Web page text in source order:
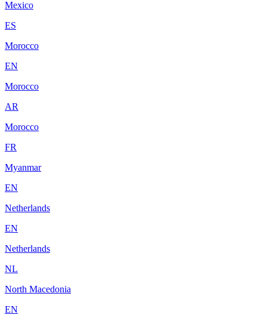
Mexico
ES
Morocco
EN
Morocco
AR
Morocco
FR
Myanmar
EN
Netherlands
EN
Netherlands
NL
North Macedonia
EN